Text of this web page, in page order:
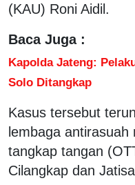
(KAU) Roni Aidil.
Baca Juga :
Kapolda Jateng:
Solo Ditangkap
Kasus tersebut
lembaga
tangkap tangan
Cilangkap dan